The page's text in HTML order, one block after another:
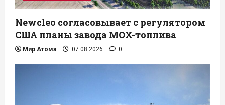
Newcleo согласовывает с регулятором
США планы завода MOX-топлива
Мир Атома 07.08.2026 0